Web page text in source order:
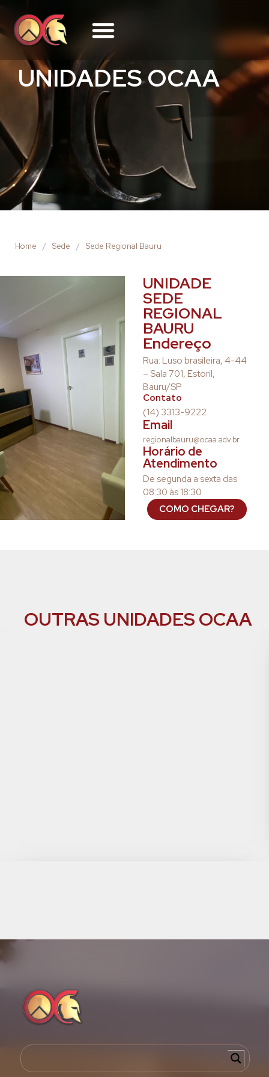
UNIDADES OCAA
Home / Sede / Sede Regional Bauru
UNIDADE
SEDE
REGIONAL
BAURU
Endereço
Rua: Luso brasileira, 4-44
– Sala 701, Estoril,
Bauru/SP
Contato
(14) 3313-9222
Email
regionalbauru@ocaa.adv.br
Horário de
Atendimento
De segunda a sexta das
08:30 às 18:30
COMO CHEGAR?
OUTRAS UNIDADES OCAA
Complexo Jurídico